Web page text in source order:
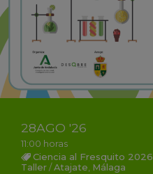
28AGO '26
11:00 horas
Ciencia al Fresquito 2026
Taller / Atajate Málaga